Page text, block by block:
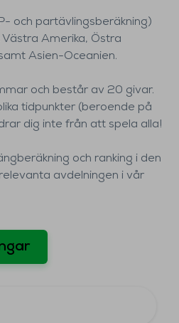
och partävlingsberäkning)
Amerika, Östra
Asien-Oceanien.
och består av 20 givar.
tidpunkter (beroende på
dig inte från att spela alla!
och ranking i den
avdelningen i vår